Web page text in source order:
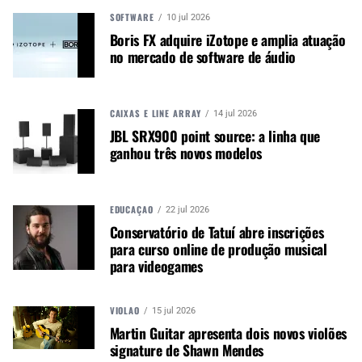
Equipe da PHX filmando para a campanha da nova linha de
percussão
Música e Mercado é uma
SOFTWARE 10 jul 2026
Boris FX adquire iZotope e amplia atuação
no mercado de software de áudio
CAIXAS E LINE ARRAY 14 jul 2026
JBL SRX900 point source: a linha que
ganhou três novos modelos
EDUCAÇÃO 22 jul 2026
Conservatório de Tatuí abre inscrições
para curso online de produção musical
para videogames
VIOLÃO 15 jul 2026
Martin Guitar apresenta dois novos violões
signature de Shawn Mendes